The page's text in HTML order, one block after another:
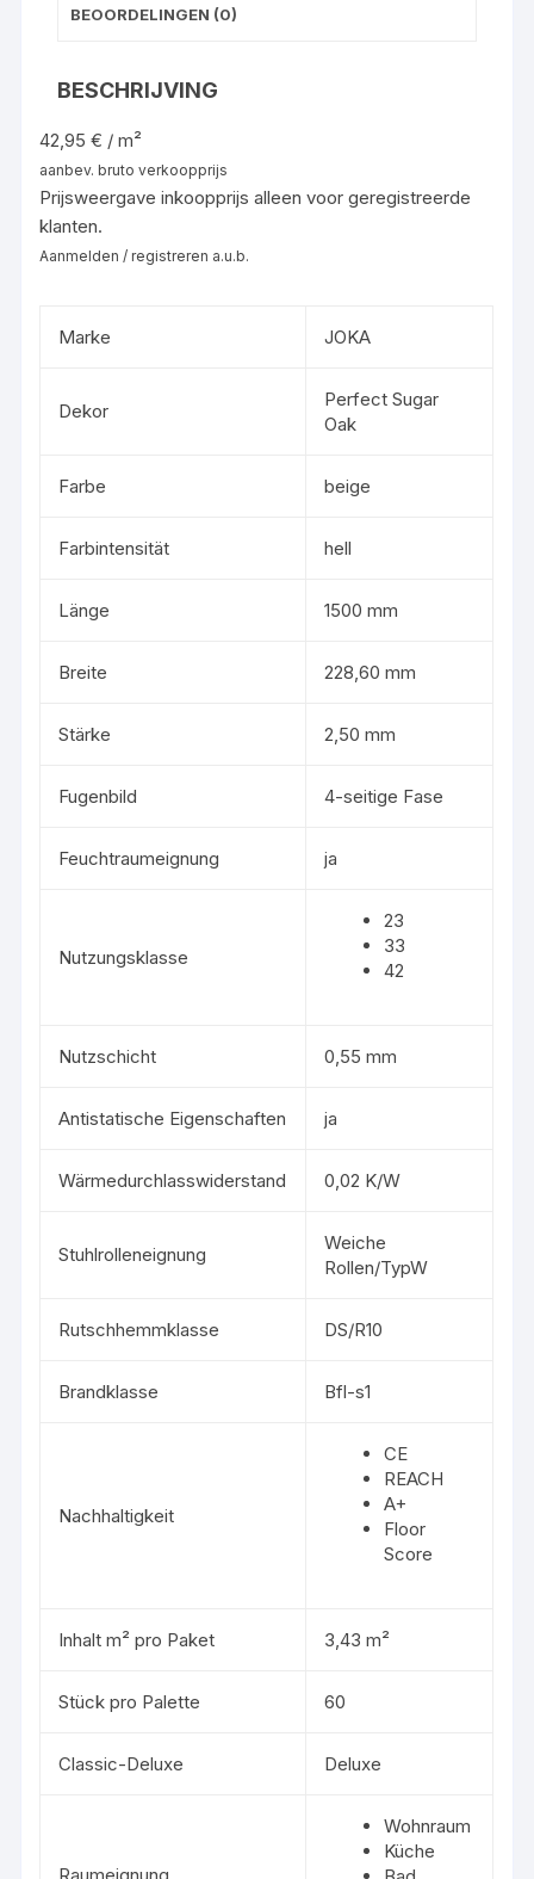
BEOORDELINGEN (0)
BESCHRIJVING
42,95 € / m²
aanbev. bruto verkoopprijs
Prijsweergave inkoopprijs alleen voor geregistreerde
klanten.
Aanmelden / registreren a.u.b.
Marke JOKA
Dekor
Perfect Sugar
Oak
Farbe beige
Farbintensität hell
Länge 1500 mm
Breite 228,60 mm
Stärke 2,50 mm
Fugenbild 4-seitige Fase
Feuchtraumeignung ja
Nutzungsklasse
23
33
42
Nutzschicht 0,55 mm
Antistatische Eigenschaften ja
Wärmedurchlasswiderstand 0,02 K/W
Stuhlrolleneignung
Weiche
Rollen/TypW
Rutschhemmklasse DS/R10
Brandklasse Bfl-s1
Nachhaltigkeit
CE
REACH
A+
Floor
Score
Inhalt m² pro Paket 3,43 m²
Stück pro Palette 60
Classic-Deluxe Deluxe
Wohnraum
Küche